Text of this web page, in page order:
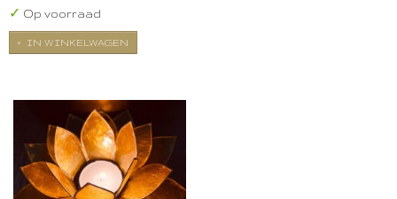
✓ Op voorraad
IN WINKELWAGEN